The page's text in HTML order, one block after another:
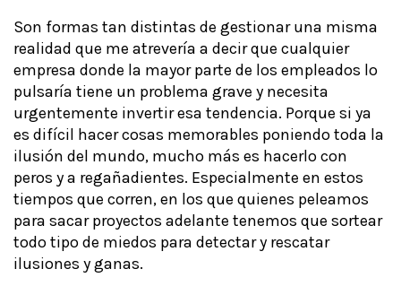
Son formas tan distintas de gestionar una misma
realidad que me atrevería a decir que cualquier
empresa donde la mayor parte de los empleados lo
pulsaría tiene un problema grave y necesita
urgentemente invertir esa tendencia. Porque si ya
es difícil hacer cosas memorables poniendo toda la
ilusión del mundo, mucho más es hacerlo con
peros y a regañadientes. Especialmente en estos
tiempos que corren, en los que quienes peleamos
para sacar proyectos adelante tenemos que sortear
todo tipo de miedos para detectar y rescatar
ilusiones y ganas.